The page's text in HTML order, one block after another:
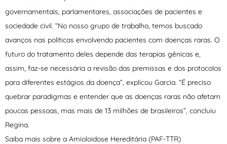
governamentais, parlamentares, associações de pacientes e
sociedade civil. “No nosso grupo de trabalho, temos buscado
avanços nas políticas envolvendo pacientes com doenças raras. O
futuro do tratamento deles depende das terapias gênicas e,
assim, faz-se necessária a revisão das premissas e dos protocolos
para diferentes estágios da doença”, explicou Garcia. “É preciso
quebrar paradigmas e entender que as doenças raras não afetam
poucas pessoas, mas mais de 13 milhões de brasileiros”, concluiu
Regina.
Saiba mais sobre a Amioloidose Hereditária (PAF-TTR)